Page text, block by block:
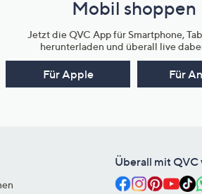
Mobil shoppen
Jetzt die QVC App für Smartphone,
herunterladen und überall live
Für Apple Für
Überall mit